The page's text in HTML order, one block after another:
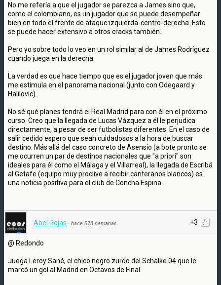
No me refería a que el jugador se parezca a James sino que,
como el colombiano, es un jugador que se puede desempeñar
bien en todo el frente de ataque:izquierda-centro-derecha. Esto
se puede hacer extensivo a otros cracks también.
Pero yo sobre todo lo veo en un rol similar al de James Rodríguez
cuando juega en la derecha.
La verdad es que hace tiempo que es el jugador joven que más
me estimula en el panorama nacional (junto con Odegaard y
Halilovic).
No sé qué planes tendrá el Real Madrid para con él en el próximo
curso. Creo que la llegada de Lucas Vázquez a él le perjudica
directamente, a pesar de ser futbolistas diferentes. En el caso de
salir cedido espero que sean cuidadosos a la hora de buscar
destino. Más allá del caso concreto de Asensio (a bote pronto se
me ocurren un par de destinos nacionales que "a priori" son
ideales para él como el Málaga y el Villarreal), la llegada de Escribá
al Getafe (equipo muy proclive a recibir canteranos blancos) es
una noticia positiva para el club de Concha Espina.
+3
Abel Rojas · hace 578 semanas
@ Redondo
Juega Leroy Sané, el chico negro zurdo del Schalke 04 que le
marcó un gol al Madrid en Octavos de Final.